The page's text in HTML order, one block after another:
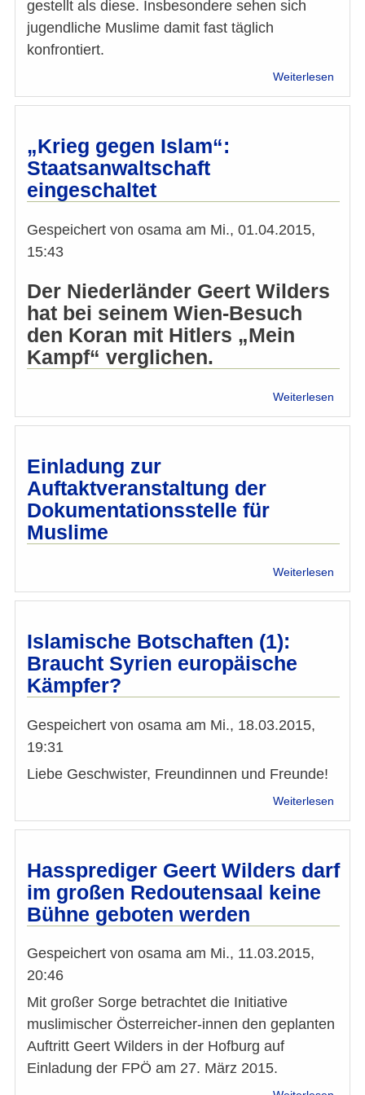
gestellt als diese. Insbesondere sehen sich
jugendliche Muslime damit fast täglich
konfrontiert.
Weiterlesen
Werte
„Krieg gegen Islam“:
Staatsanwaltschaft
eingeschaltet
Gespeichert von osama am Mi., 01.04.2015,
15:43
Der Niederländer Geert Wilders
hat bei seinem Wien-Besuch
den Koran mit Hitlers „Mein
Kampf“ verglichen.
Weiterlesen
Einladung zur
Auftaktveranstaltung der
Dokumentationsstelle für
Muslime
Weiterlesen
zur
Islamische Botschaften (1):
Braucht Syrien europäische
Kämpfer?
Gespeichert von osama am Mi., 18.03.2015,
19:31
Liebe Geschwister, Freundinnen und Freunde!
Weiterlesen
Hassprediger Geert Wilders darf
im großen Redoutensaal keine
Bühne geboten werden
Gespeichert von osama am Mi., 11.03.2015,
20:46
Mit großer Sorge betrachtet die Initiative
muslimischer Österreicher-innen den geplanten
Auftritt Geert Wilders in der Hofburg auf
Einladung der FPÖ am 27. März 2015.